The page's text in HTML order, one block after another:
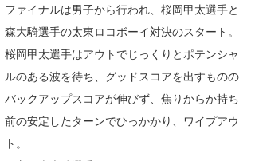
ファイナルは男子から行われ、桜岡甲太選手と
森大騎選手の太東ロコボーイ対決のスタート。
桜岡甲太選手はアウトでじっくりとポテンシャ
ルのある波を待ち、グッドスコアを出すものの
バックアップスコアが伸びず、焦りからか持ち
前の安定したターンでひっかかり、ワイプアウ
ト。